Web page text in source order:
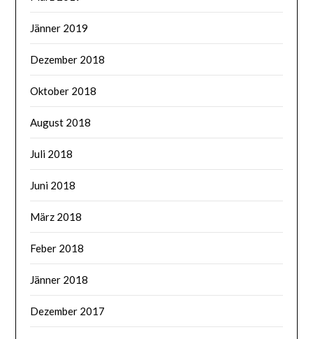
Jänner 2019
Dezember 2018
Oktober 2018
August 2018
Juli 2018
Juni 2018
März 2018
Feber 2018
Jänner 2018
Dezember 2017